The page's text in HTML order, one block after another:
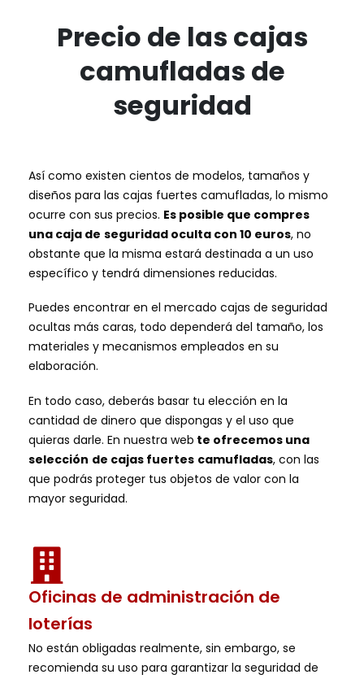
Precio de las cajas
camufladas de
seguridad
Así como existen cientos de modelos, tamaños y
diseños para las cajas fuertes camufladas, lo mismo
ocurre con sus precios. Es posible que compres
una caja de seguridad oculta con 10 euros, no
obstante que la misma estará destinada a un uso
específico y tendrá dimensiones reducidas.
Puedes encontrar en el mercado cajas de seguridad
ocultas más caras, todo dependerá del tamaño, los
materiales y mecanismos empleados en su
elaboración.
En todo caso, deberás basar tu elección en la
cantidad de dinero que dispongas y el uso que
quieras darle. En nuestra web te ofrecemos una
selección de cajas fuertes camufladas, con las
que podrás proteger tus objetos de valor con la
mayor seguridad.
Oficinas de administración de
loterías
No están obligadas realmente, sin embargo, se
recomienda su uso para garantizar la seguridad de